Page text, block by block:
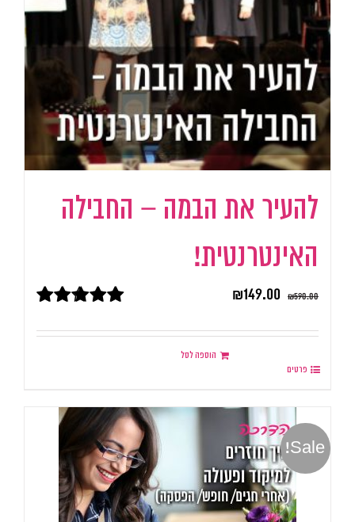
להעיר את הבמה – החבילה
האינטרנטית!
מתוך 5
₪590.00
₪149.00
הוספה לסל
פרטים
Sale!